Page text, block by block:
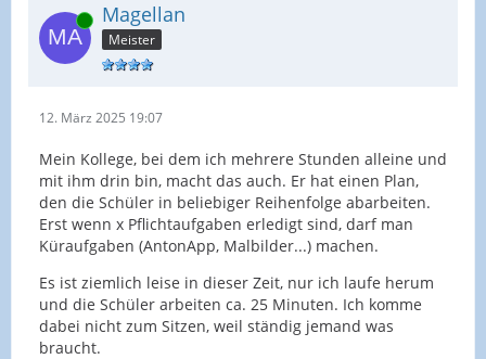
Online Magellan
Meister
12. März 2025 19:07
Mein Kollege, bei dem ich mehrere Stunden alleine und
mit ihm drin bin, macht das auch. Er hat einen Plan,
den die Schüler in beliebiger Reihenfolge abarbeiten.
Erst wenn x Pflichtaufgaben erledigt sind, darf man
Küraufgaben (AntonApp, Malbilder...) machen.
Es ist ziemlich leise in dieser Zeit, nur ich laufe herum
und die Schüler arbeiten ca. 25 Minuten. Ich komme
dabei nicht zum Sitzen, weil ständig jemand was
braucht.